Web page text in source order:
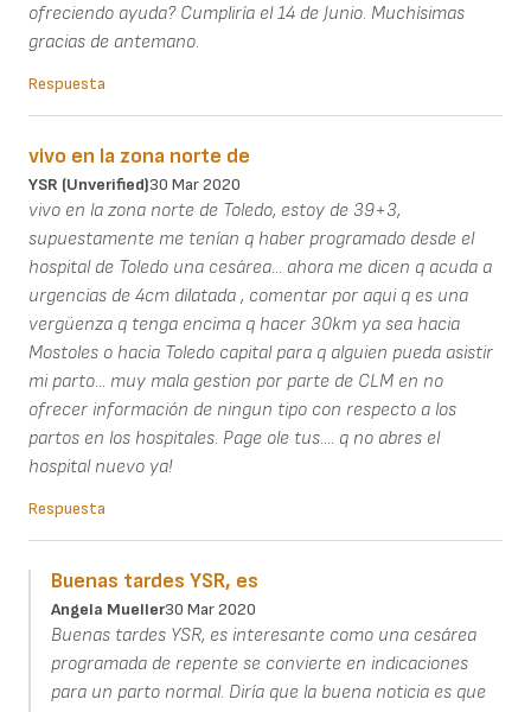
ofreciendo ayuda? Cumpliría el 14 de Junio. Muchísimas
gracias de antemano.
Respuesta
vivo en la zona norte de
YSR (unverified)30 Mar 2020
vivo en la zona norte de Toledo, estoy de 39+3,
supuestamente me tenían q haber programado desde el
hospital de Toledo una cesárea... ahora me dicen q acuda a
urgencias de 4cm dilatada , comentar por aqui q es una
vergüenza q tenga encima q hacer 30km ya sea hacia
Mostoles o hacia Toledo capital para q alguien pueda asistir
mi parto... muy mala gestion por parte de CLM en no
ofrecer información de ningun tipo con respecto a los
partos en los hospitales. Page ole tus.... q no abres el
hospital nuevo ya!
Respuesta
Buenas tardes YSR, es
Angela Mueller30 Mar 2020
Buenas tardes YSR, es interesante como una cesárea
programada de repente se convierte en indicaciones
para un parto normal. Diría que la buena noticia es que